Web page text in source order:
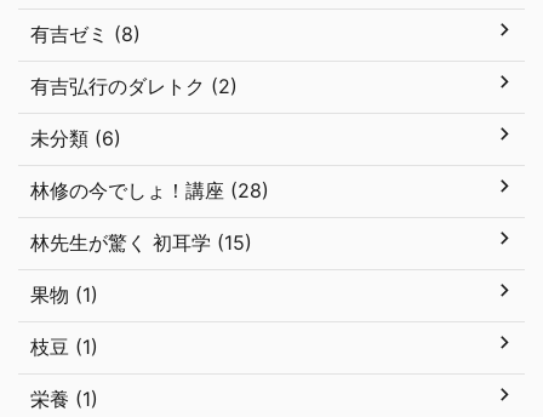
有吉ゼミ (8)
有吉弘行のダレトク (2)
未分類 (6)
林修の今でしょ！講座 (28)
林先生が驚く 初耳学 (15)
果物 (1)
枝豆 (1)
栄養 (1)